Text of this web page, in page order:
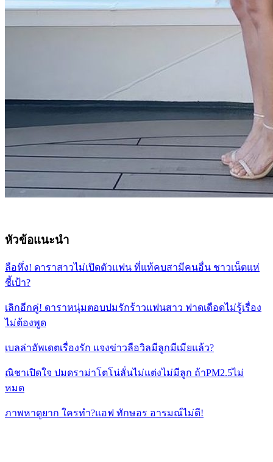
หัวข้อแนะนำ
ลือหึ่ง! ดาราสาวไม่เปิดตัวแฟน ที่แท้คบสามีคนอื่น ชาวเน็ตแห่
ชี้เป้า?
เลิกอีกคู่! ดาราหนุ่มตอบปมรักร้าวแฟนสาว ฟาดเดือดไม่รู้เรื่อง
ไม่ต้องพูด
เบลล่าอัพเดตเรื่องรัก แจงข่าวลือวิลมีลูกมีเมียแล้ว?
ณิชาเปิดใจ ปมดราม่าโตโน่ลั่นไม่แต่งไม่มีลูก ถ้าPM2.5ไม่
หมด
ภาพหาดูยาก ใครทำ?แอฟ ทักษอร อารมณ์ไม่ดี!